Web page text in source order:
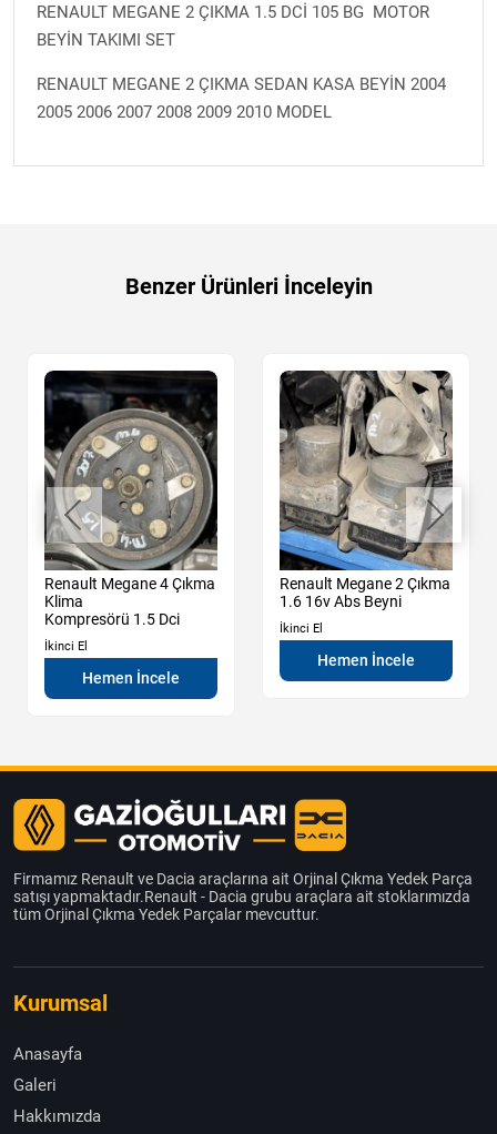
RENAULT MEGANE 2 ÇIKMA 1.5 DCİ 105 BG MOTOR
BEYİN TAKIMI SET
RENAULT MEGANE 2 ÇIKMA SEDAN KASA BEYİN 2004
2005 2006 2007 2008 2009 2010 MODEL
Benzer Ürünleri İnceleyin
Renault Megane 4 Çıkma
Klima
Kompresörü 1.5 Dci
İkinci El
Hemen İncele
Renault Megane 2 Çıkma
1.6 16v Abs Beyni
İkinci El
Hemen İncele
Firmamız Renault ve Dacia araçlarına ait Orjinal Çıkma Yedek Parça
satışı yapmaktadır.Renault - Dacia grubu araçlara ait stoklarımızda
tüm Orjinal Çıkma Yedek Parçalar mevcuttur.
Kurumsal
Anasayfa
Galeri
Hakkımızda